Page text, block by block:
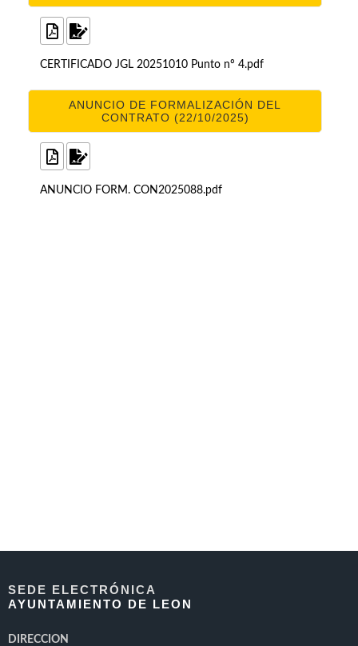
CERTIFICADO JGL 20251010 Punto nº 4.pdf
ANUNCIO DE FORMALIZACIÓN DEL
CONTRATO (22/10/2025)
ANUNCIO FORM. CON2025088.pdf
SEDE ELECTRÓNICA
AYUNTAMIENTO DE LEON
DIRECCION